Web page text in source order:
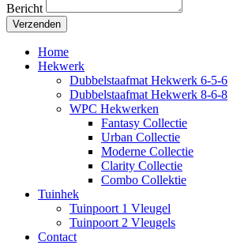
Bericht
Verzenden
Home
Hekwerk
Dubbelstaafmat Hekwerk 6-5-6
Dubbelstaafmat Hekwerk 8-6-8
WPC Hekwerken
Fantasy Collectie
Urban Collectie
Moderne Collectie
Clarity Collectie
Combo Collektie
Tuinhek
Tuinpoort 1 Vleugel
Tuinpoort 2 Vleugels
Contact